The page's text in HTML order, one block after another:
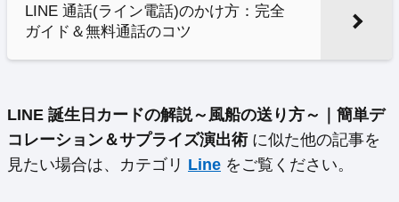
LINE 通話(ライン電話)のかけ方：完全
ガイド＆無料通話のコツ
LINE 誕生日カードの解説～風船の送り方～｜簡単デ
コレーション＆サプライズ演出術に似た他の記事を
見たい場合は、カテゴリ Line をご覧ください。